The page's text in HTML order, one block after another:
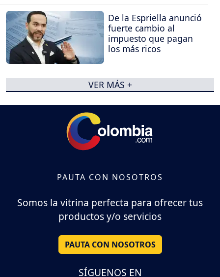
De la Espriella anunció
fuerte cambio al
impuesto que pagan
los más ricos
VER MÁS +
PAUTA CON NOSOTROS
Somos la vitrina perfecta para ofrecer tus
productos y/o servicios
PAUTA CON NOSOTROS
SÍGUENOS EN